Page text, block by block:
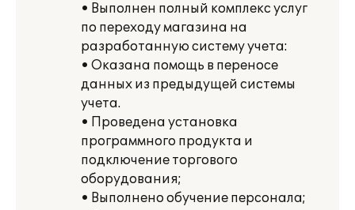
• Выполнен полный комплекс услуг
по переходу магазина на
разработанную систему учета:
• Оказана помощь в переносе
данных из предыдущей системы
учета.
• Проведена установка
программного продукта и
подключение торгового
оборудования;
• Выполнено обучение персонала;